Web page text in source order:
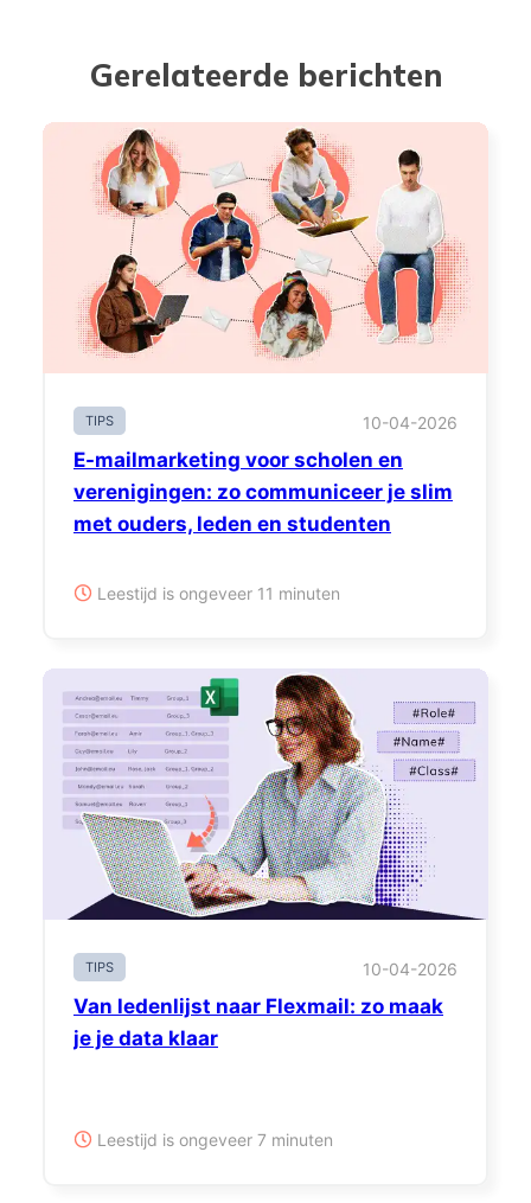
Gerelateerde berichten
TIPS 10-04-2026
E-mailmarketing voor scholen en
verenigingen: zo communiceer je slim
met ouders, leden en studenten
Leestijd is ongeveer 11 minuten
TIPS 10-04-2026
Van ledenlijst naar Flexmail: zo maak
je je data klaar
Leestijd is ongeveer 7 minuten